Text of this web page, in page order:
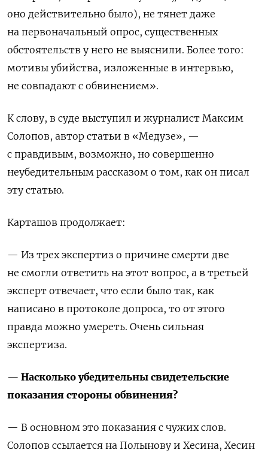
оно действительно было), не тянет даже
на первоначальный опрос, существенных
обстоятельств у него не выяснили. Более того:
мотивы убийства, изложенные в интервью,
не совпадают с обвинением».
К слову, в суде выступил и журналист Максим
Солопов, автор статьи в «Медузе», —
с правдивым, возможно, но совершенно
неубедительным рассказом о том, как он писал
эту статью.
Карташов продолжает:
— Из трех экспертиз о причине смерти две
не смогли ответить на этот вопрос, а в третьей
эксперт отвечает, что если было так, как
написано в протоколе допроса, то от этого
правда можно умереть. Очень сильная
экспертиза.
— Насколько убедительны свидетельские
показания стороны обвинения?
— В основном это показания с чужих слов.
Солопов ссылается на Полынову и Хесина, Хесин